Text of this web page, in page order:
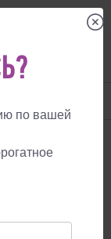
ПО
по вашей